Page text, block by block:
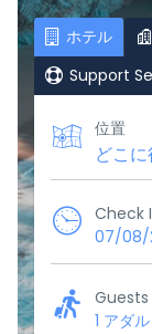
ホテル
Support
位置
Check
07/08/
Guests
1 アダル